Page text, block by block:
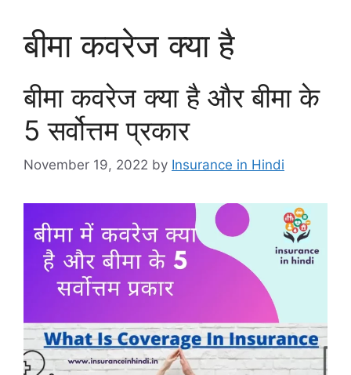
बीमा कवरेज क्या है
बीमा कवरेज क्या है और बीमा के
5 सर्वोत्तम प्रकार
November 19, 2022 by Insurance in Hindi